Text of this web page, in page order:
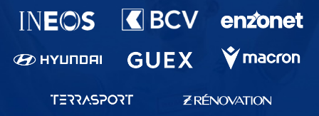
Partenaires du lausanne-Sport